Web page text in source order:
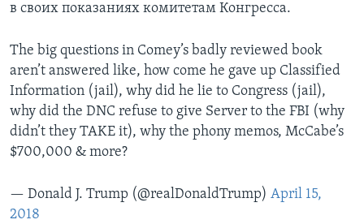
в своих показаниях комитетам Конгресса.
The big questions in Comey’s badly reviewed book
aren’t answered like, how come he gave up Classified
Information (jail), why did he lie to Congress (jail),
why did the DNC refuse to give Server to the FBI (why
didn’t they TAKE it), why the phony memos, McCabe’s
$700,000 & more?
— Donald J. Trump (@realDonaldTrump) April 15,
2018